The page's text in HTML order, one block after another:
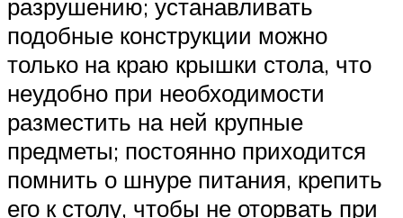
разрушению; устанавливать
подобные конструкции можно
только на краю крышки стола, что
неудобно при необходимости
разместить на ней крупные
предметы; постоянно приходится
помнить о шнуре питания, крепить
его к столу, чтобы не оторвать при